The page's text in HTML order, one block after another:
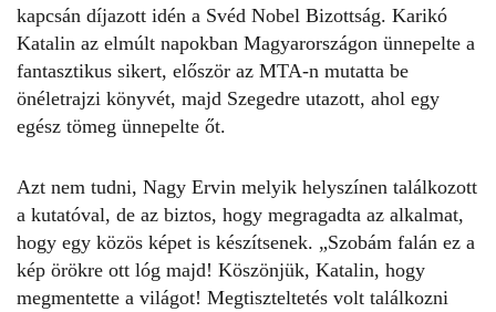
kapcsán díjazott idén a Svéd Nobel Bizottság. Karikó
Katalin az elmúlt napokban Magyarországon ünnepelte a
fantasztikus sikert, először az MTA-n mutatta be
önéletrajzi könyvét, majd Szegedre utazott, ahol egy
egész tömeg ünnepelte őt.
Azt nem tudni, Nagy Ervin melyik helyszínen találkozott
a kutatóval, de az biztos, hogy megragadta az alkalmat,
hogy egy közös képet is készítsenek. „Szobám falán ez a
kép örökre ott lóg majd! Köszönjük, Katalin, hogy
megmentette a világot! Megtiszteltetés volt találkozni